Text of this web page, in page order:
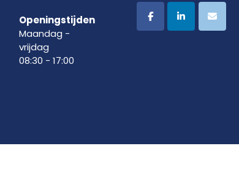
Openingstijden
Maandag -
vrijdag
08:30 - 17:00